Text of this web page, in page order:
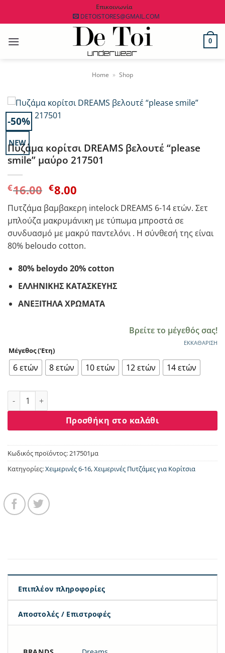
Επικοινωνία
DETOISTORES@GMAIL.COM
0
Home » Shop
-50%
NEW
Πυζάμα κορίτσι DREAMS βελουτέ “please
smile” μαύρο 217501
€16.00 Original
price
was:
€16.00.
€8.00Η
τρέχουσα
τιμή
είναι:
€8.00.
Πυτζάμα βαμβακερη intelock DREAMS 6-14 ετών. Σετ
μπλούζα μακρυμάνικη με τύπωμα μπροστά σε
συνδυασμό με μακρύ παντελόνι . Η σύνθεσή της είναι
80% beloudo cotton.
80% beloydo 20% cotton
ΕΛΛΗΝΙΚΗΣ ΚΑΤΑΣΚΕΥΗΣ
ΑΝΕΞΙΤΗΛΑ ΧΡΩΜΑΤΑ
Βρείτε το μέγεθός σας!
Μέγεθος ('Ετη)
6 ετών 8 ετών 10 ετών 12 ετών 14 ετών
ΕΚΚΑΘΆΡΙΣΗ
Πυζάμα κορίτσι DREAMS βελουτέ “please smile” μαύρο
Προσθήκη στο καλάθι
Κωδικός προϊόντος:217501μα
Κατηγορίες:Χειμερινές 6-16,Χειμερινές Πυτζάμες για Κορίτσια
Επιπλέον πληροφορίες
Αποστολές / Επιστροφές